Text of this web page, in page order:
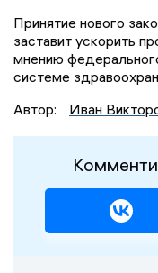
Принятие нового
заставит ускорить
мнению
системе
Автор:
Иван